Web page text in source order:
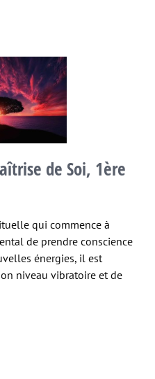
de Soi, 1ère
qui commence à
de prendre conscience
énergies, il est
niveau vibratoire et de